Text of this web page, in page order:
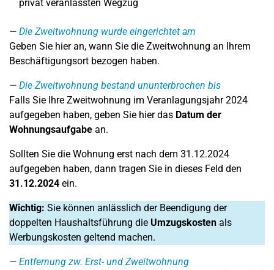
privat veranlassten Wegzug
Die Zweitwohnung wurde eingerichtet am
Geben Sie hier an, wann Sie die Zweitwohnung an Ihrem
Beschäftigungsort bezogen haben.
Die Zweitwohnung bestand ununterbrochen bis
Falls Sie Ihre Zweitwohnung im Veranlagungsjahr 2024
aufgegeben haben, geben Sie hier das Datum der
Wohnungsaufgabe an.
Sollten Sie die Wohnung erst nach dem 31.12.2024
aufgegeben haben, dann tragen Sie in dieses Feld den
31.12.2024 ein.
Wichtig: Sie können anlässlich der Beendigung der
doppelten Haushaltsführung die Umzugskosten als
Werbungskosten geltend machen.
Entfernung zw. Erst- und Zweitwohnung